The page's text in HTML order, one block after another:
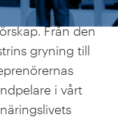
att vi förstår och
Från den
gryning till
i vårt